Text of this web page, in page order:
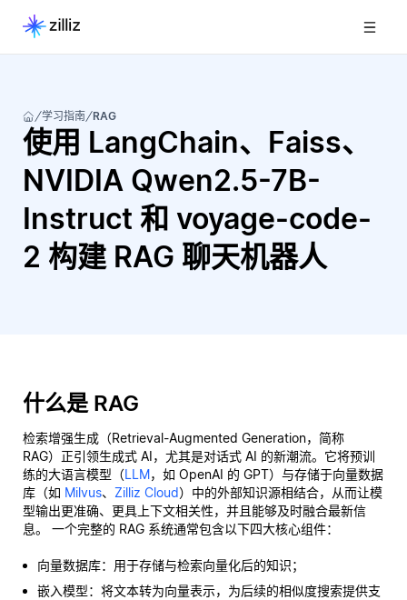
学习指南 RAG
使用 LangChain、Faiss、
NVIDIA Qwen2.5-7B-
Instruct 和 voyage-code-
2 构建 RAG 聊天机器人
什么是 RAG
检索增强生成（Retrieval-Augmented Generation，简称
RAG）正引领生成式 AI，尤其是对话式 AI 的新潮流。它将预训
练的大语言模型（LLM，如 OpenAI 的 GPT）与存储于向量数据
库（如 Milvus、 Zilliz Cloud）中的外部知识源相结合，从而让模
型输出更准确、更具上下文相关性，并且能够及时融合最新信
息。 一个完整的 RAG 系统通常包含以下四大核心组件：
向量数据库：用于存储与检索向量化后的知识；
嵌入模型：将文本转为向量表示，为后续的相似度搜索提供支